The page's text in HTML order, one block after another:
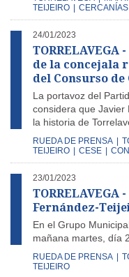
TEIJEIRO
CERCANÍAS
24/01/2023
TORRELAVEGA
de la concejala
del Consurso de
La portavoz del
considera que Javier
la historia de
RUEDA DE PRENSA
TEIJEIRO
CESE
23/01/2023
TORRELAVEGA
Fernández-
En el Grupo
mañana martes, día
RUEDA DE PRENSA
TEIJEIRO